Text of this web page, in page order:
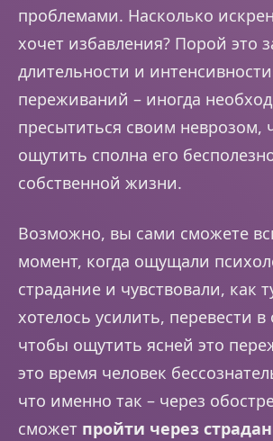
проблемами. Насколько
хочет избавления? Порой это
длительности и интенсивности
переживаний – иногда
пресытиться своим неврозом,
ощутить сполна его
собственной жизни.
Возможно, вы сами сможете
момент, когда ощущали
страдание и чувствовали, как
хотелось усилить, перевести в
чтобы ощутить ясней это
это время человек
что именно так – через
сможет пройти через